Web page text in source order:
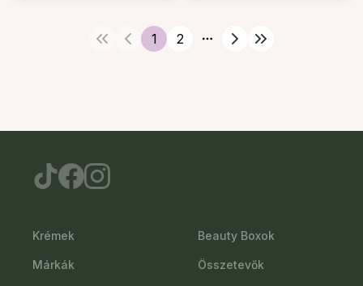
1 2
More pages
Krémek
Márkák
Beauty Boxok
Összetevők